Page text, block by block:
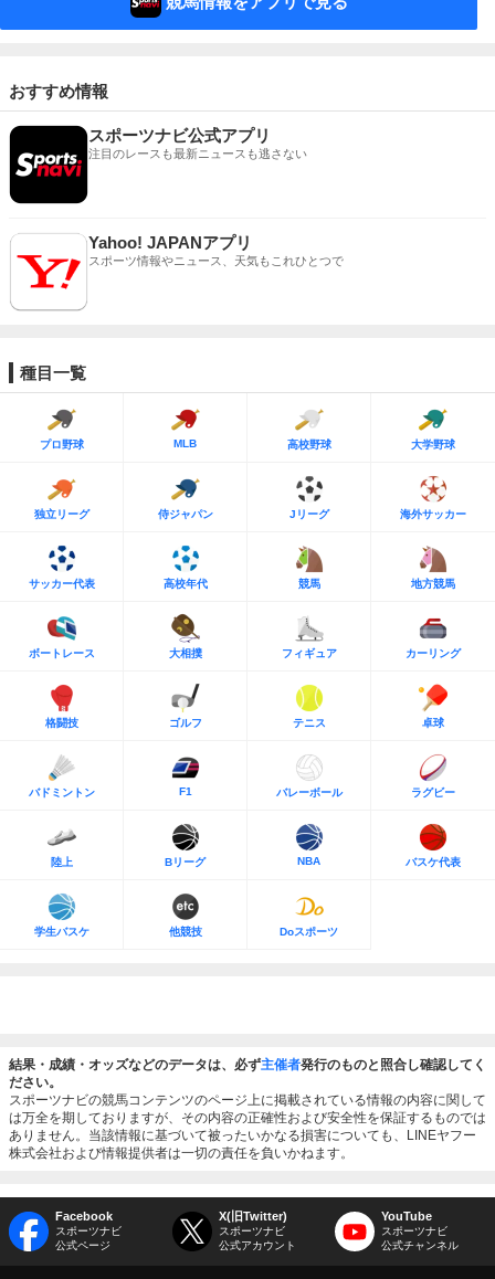
おすすめ情報
スポーツナビ公式アプリ
注目のレースも最新ニュースも逃さない
Yahoo! JAPANアプリ
スポーツ情報やニュース、天気もこれひとつで
種目一覧
プロ野球 MLB 高校野球 大学野球
独立リーグ 侍ジャパン Jリーグ 海外サッカー
サッカー代表 高校年代 競馬 地方競馬
ボートレース 大相撲 フィギュア カーリング
格闘技 ゴルフ テニス 卓球
バドミントン F1 バレーボール ラグビー
陸上 Bリーグ NBA バスケ代表
学生バスケ 他競技 Doスポーツ
結果・成績・オッズなどのデータは、必ず主催者発行のものと照合し確認してく
ださい。
スポーツナビの競馬コンテンツのページ上に掲載されている情報の内容に関して
は万全を期しておりますが、その内容の正確性および安全性を保証するものでは
ありません。当該情報に基づいて被ったいかなる損害についても、LINEヤフー
株式会社および情報提供者は一切の責任を負いかねます。
Facebook
スポーツナビ
公式ページ
X(旧Twitter)
スポーツナビ
公式アカウント
YouTube
スポーツナビ
公式チャンネル